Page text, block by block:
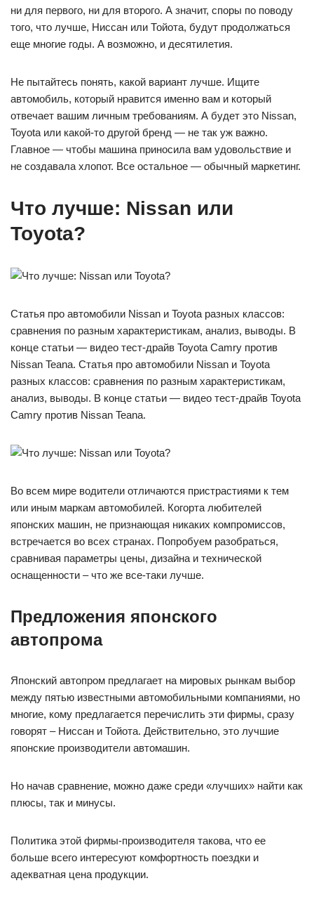
ни для первого, ни для второго. А значит, споры по поводу
того, что лучше, Ниссан или Тойота, будут продолжаться
еще многие годы. А возможно, и десятилетия.
Не пытайтесь понять, какой вариант лучше. Ищите
автомобиль, который нравится именно вам и который
отвечает вашим личным требованиям. А будет это Nissan,
Toyota или какой-то другой бренд — не так уж важно.
Главное — чтобы машина приносила вам удовольствие и
не создавала хлопот. Все остальное — обычный маркетинг.
Что лучше: Nissan или
Toyota?
Статья про автомобили Nissan и Toyota разных классов:
сравнения по разным характеристикам, анализ, выводы. В
конце статьи — видео тест-драйв Toyota Camry против
Nissan Teana. Статья про автомобили Nissan и Toyota
разных классов: сравнения по разным характеристикам,
анализ, выводы. В конце статьи — видео тест-драйв Toyota
Camry против Nissan Teana.
Во всем мире водители отличаются пристрастиями к тем
или иным маркам автомобилей. Когорта любителей
японских машин, не признающая никаких компромиссов,
встречается во всех странах. Попробуем разобраться,
сравнивая параметры цены, дизайна и технической
оснащенности – что же все-таки лучше.
Предложения японского
автопрома
Японский автопром предлагает на мировых рынкам выбор
между пятью известными автомобильными компаниями, но
многие, кому предлагается перечислить эти фирмы, сразу
говорят – Ниссан и Тойота. Действительно, это лучшие
японские производители автомашин.
Но начав сравнение, можно даже среди «лучших» найти как
плюсы, так и минусы.
Политика этой фирмы-производителя такова, что ее
больше всего интересуют комфортность поездки и
адекватная цена продукции.